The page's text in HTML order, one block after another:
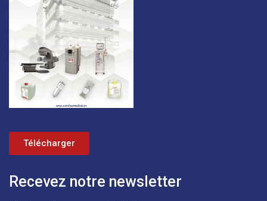
Recevez notre newsletter
Télécharger